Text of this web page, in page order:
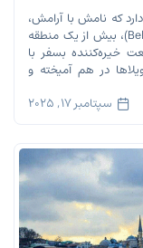
که نامش با آرامش،
زیبایی و زندگی لوکس گره خورده است. ببک (Bebek)، بیش از یک منطقه
خیره‌کننده بسفر با
در هم آمیخته و
سپتامبر 17, 2025